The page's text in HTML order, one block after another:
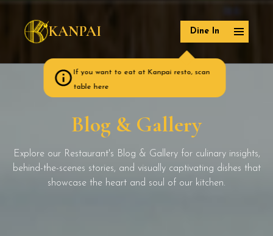
KANPAI Dine In
If you want to eat at Kanpai resto, scan
table here
Blog & Gallery
Explore our Restaurant's Blog & Gallery for culinary insights,
behind-the-scenes stories, and visually captivating dishes that
showcase the heart and soul of our kitchen.